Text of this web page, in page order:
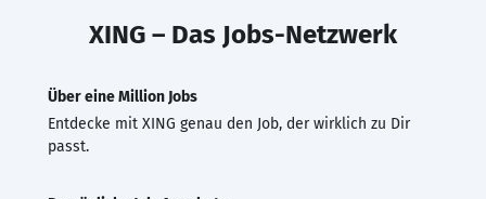
XING – Das Jobs-Netzwerk
Über eine Million Jobs
Entdecke mit XING genau den Job, der wirklich zu Dir
passt.